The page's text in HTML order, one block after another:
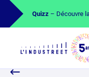
Quizz – Découvre